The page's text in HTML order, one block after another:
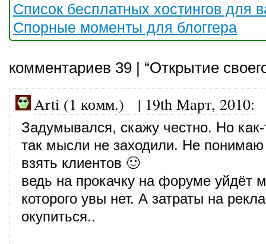
Список бесплатных хостингов для
Спорные моменты для блоггера
комментариев 39 | “Открытие
Arti (1 комм.) | 19th Март, 2010:
Задумывался, скажу честно. Но
так мысли не заходили. Не понимаю
взять клиентов 🙂
ведь на прокачку на форуме уйдёт
которого увы нет. А затраты на
окупиться..